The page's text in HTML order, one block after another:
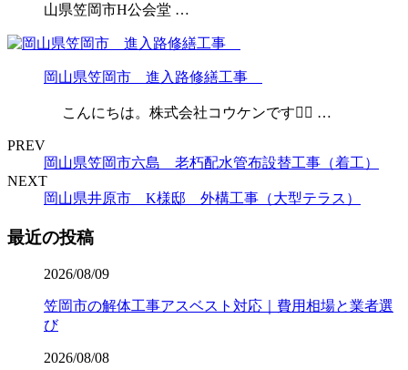
山県笠岡市H公会堂 …
岡山県笠岡市 進入路修繕工事
こんにちは。株式会社コウケンです👷‍♂️ …
PREV
岡山県笠岡市六島 老朽配水管布設替工事（着工）
NEXT
岡山県井原市 K様邸 外構工事（大型テラス）
最近の投稿
2026/08/09
笠岡市の解体工事アスベスト対応｜費用相場と業者選
び
2026/08/08